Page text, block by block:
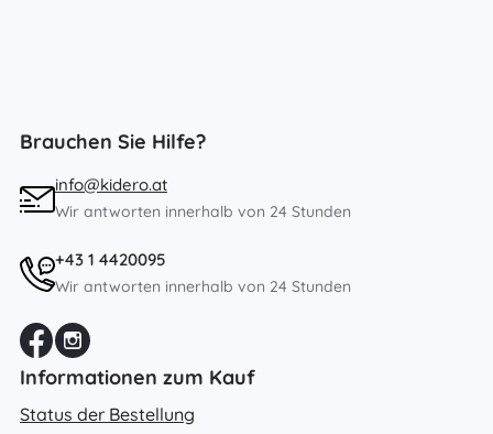
Brauchen Sie Hilfe?
info@kidero.at
Wir antworten innerhalb von 24 Stunden
+43 1 4420095
Wir antworten innerhalb von 24 Stunden
Informationen zum Kauf
Status der Bestellung